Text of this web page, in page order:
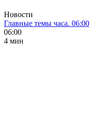
Новости
Главные темы часа. 06:00
06:00
4 мин